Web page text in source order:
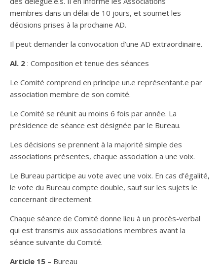
membres dans un délai de 10 jours, et soumet les
décisions prises à la prochaine AD.
Il peut demander la convocation d’une AD extraordinaire.
Al. 2 : Composition et tenue des séances
Le Comité comprend en principe un.e représentant.e par
association membre de son comité.
Le Comité se réunit au moins 6 fois par année. La
présidence de séance est désignée par le Bureau.
Les décisions se prennent à la majorité simple des
associations présentes, chaque association a une voix.
Le Bureau participe au vote avec une voix. En cas d’égalité,
le vote du Bureau compte double, sauf sur les sujets le
concernant directement.
Chaque séance de Comité donne lieu à un procès-verbal
qui est transmis aux associations membres avant la
séance suivante du Comité.
Article 15 – Bureau